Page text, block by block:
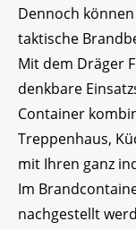
Dennoch
taktische
Mit dem Dräger
denkbare
Container
Treppenhaus,
mit Ihren ganz
Im
nachgestellt